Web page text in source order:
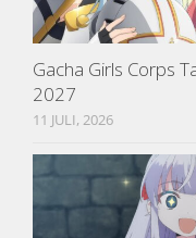
Gacha Girls Corps
2027
11 JULI, 2026